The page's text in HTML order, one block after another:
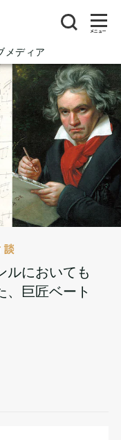
メディア
メニュー
ルにおいても
、巨匠ベート